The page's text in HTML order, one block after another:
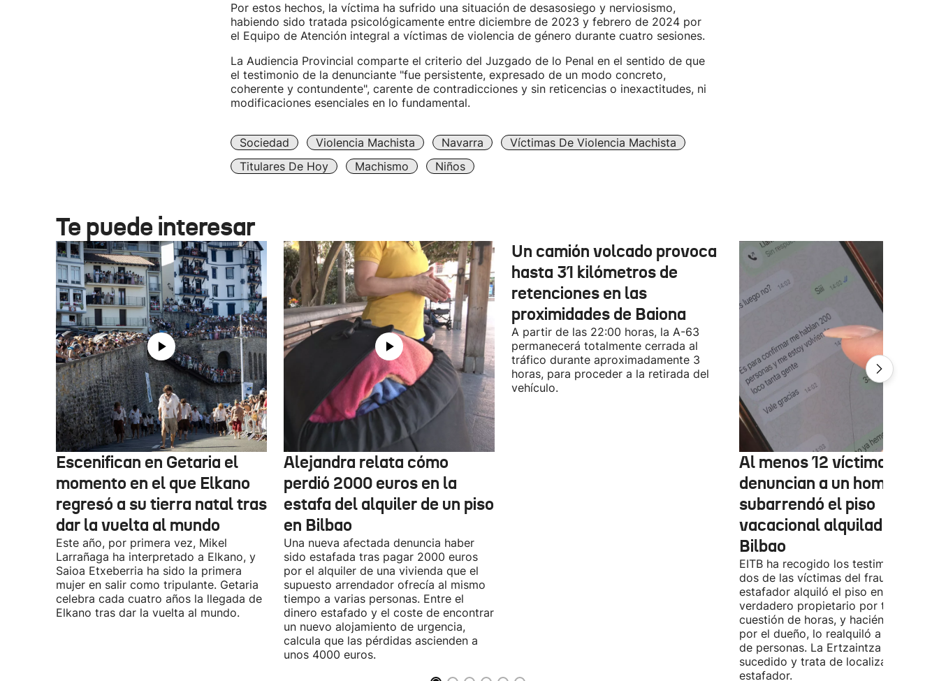
Por estos hechos, la víctima ha sufrido una situación de desasosiego y nerviosismo,
habiendo sido tratada psicológicamente entre diciembre de 2023 y febrero de 2024 por
el Equipo de Atención integral a víctimas de violencia de género durante cuatro sesiones.
La Audiencia Provincial comparte el criterio del Juzgado de lo Penal en el sentido de que
el testimonio de la denunciante "fue persistente, expresado de un modo concreto,
coherente y contundente", carente de contradicciones y sin reticencias o inexactitudes, ni
modificaciones esenciales en lo fundamental.
Sociedad Violencia Machista Navarra
Víctimas De Violencia Machista
Titulares De Hoy
Machismo Niños
Te puede interesar
Escenifican en Getaria el
momento en el que Elkano
regresó a su tierra natal tras
dar la vuelta al mundo
Este año, por primera vez, Mikel
Larrañaga ha interpretado a Elkano, y
Saioa Etxeberria ha sido la primera
mujer en salir como tripulante. Getaria
celebra cada cuatro años la llegada de
Elkano tras dar la vuelta al mundo.
Alejandra relata cómo
perdió 2000 euros en la
estafa del alquiler de un piso
en Bilbao
Una nueva afectada denuncia haber
sido estafada tras pagar 2000 euros
por el alquiler de una vivienda que el
supuesto arrendador ofrecía al mismo
tiempo a varias personas. Entre el
dinero estafado y el coste de encontrar
un nuevo alojamiento de urgencia,
calcula que las pérdidas ascienden a
unos 4000 euros.
Un camión volcado provoca
hasta 31 kilómetros de
retenciones en las
proximidades de Baiona
A partir de las 22:00 horas, la A-63
permanecerá totalmente cerrada al
tráfico durante aproximadamente 3
horas, para proceder a la retirada del
vehículo.
Al menos 12 víctimas
denuncian a un hombre
subarrendó el piso
vacacional alquilado en
Bilbao
EITB ha recogido los testimonios de
dos de las víctimas del fraude. El
estafador alquiló el piso en Airbnb a
verdadero propietario por tres días.
cuestión de horas, y haciéndose
por el dueño, lo realquiló a una
de personas. La Ertzaintza investiga
sucedido y trata de localizar al
estafador.